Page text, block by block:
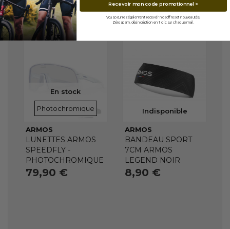
En stock
VERRES
Photochromique
ARMOS
LUNETTES ARMOS
SPEEDFLY -
PHOTOCHROMIQUE
79,90 €
Indisponible
ARMOS
BANDEAU SPORT
7CM ARMOS
LEGEND NOIR
8,90 €
Recevoir mon code promotionnel >
Vous pourrez également recevoir nos offres et nouveautés.
Zéro spam, désincription en 1 clic sur chaque mail.